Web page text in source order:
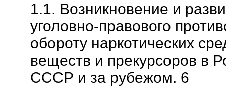
1.1. Возникновение и
уголовно-правового
обороту наркотических
веществ и прекурсоров в
СССР и за рубежом. 6